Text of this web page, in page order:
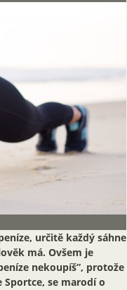
určitě každý sáhne
má. Ovšem je
nekoupíš”, protože
Sportce, se marodí o